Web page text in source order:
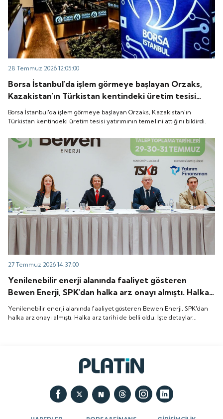
28 Temmuz 2026 12:05:00
Borsa İstanbul'da işlem görmeye başlayan Orzaks,
Kazakistan'ın Türkistan kentindeki üretim tesisi
yatırımının temelini attığını bildirdi.
Borsa İstanbul'da işlem görmeye başlayan Orzaks, Kazakistan'ın
Türkistan kentindeki üretim tesisi yatırımının temelini attığını bildirdi.
27 Temmuz 2026 14:37:00
Yenilenebilir enerji alanında faaliyet gösteren
Bewen Enerji, SPK'dan halka arz onayı almıştı. Halka
arz tarihi de belli oldu. İşte detaylar...
Yenilenebilir enerji alanında faaliyet gösteren Bewen Enerji, SPK'dan
halka arz onayı almıştı. Halka arz tarihi de belli oldu. İşte detaylar...